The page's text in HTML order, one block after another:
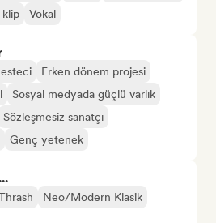
klip Vokal
Erken dönem projesi
Sosyal medyada güçlü varlık
Sözleşmesiz sanatçı
Genç yetenek
Neo/Modern Klasik